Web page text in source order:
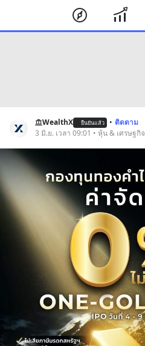
WealthX ยืนยันแล้ว • ติดตาม
3 มิ.ย. เวลา 09:01 • หุ้น & เศรษฐกิจ